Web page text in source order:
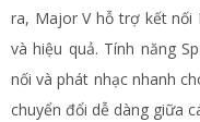
ra, Major V hỗ trợ kết nối
và hiệu quả. Tính năng
nối và phát nhạc nhanh
chuyển đổi dễ dàng giữa